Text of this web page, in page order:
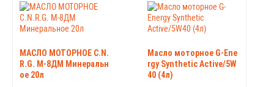
МАСЛО МОТОРНОЕ C.N.
R.G. М-8ДМ Минеральн
ое 20л
Масло моторное G-Ene
rgy Synthetic Active/5W
40 (4л)